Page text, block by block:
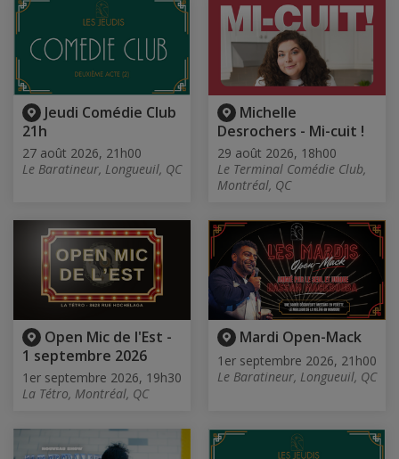
Jeudi Comédie Club
21h
27 août 2026, 21h00
Le Baratineur, Longueuil, QC
Michelle
Desrochers - Mi-cuit !
29 août 2026, 18h00
Le Terminal Comédie Club,
Montréal, QC
Open Mic de l'Est -
1 septembre 2026
1er septembre 2026, 19h30
La Tétro, Montréal, QC
Mardi Open-Mack
1er septembre 2026, 21h00
Le Baratineur, Longueuil, QC